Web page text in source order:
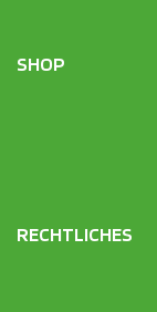
SHOP
RECHTLICHES